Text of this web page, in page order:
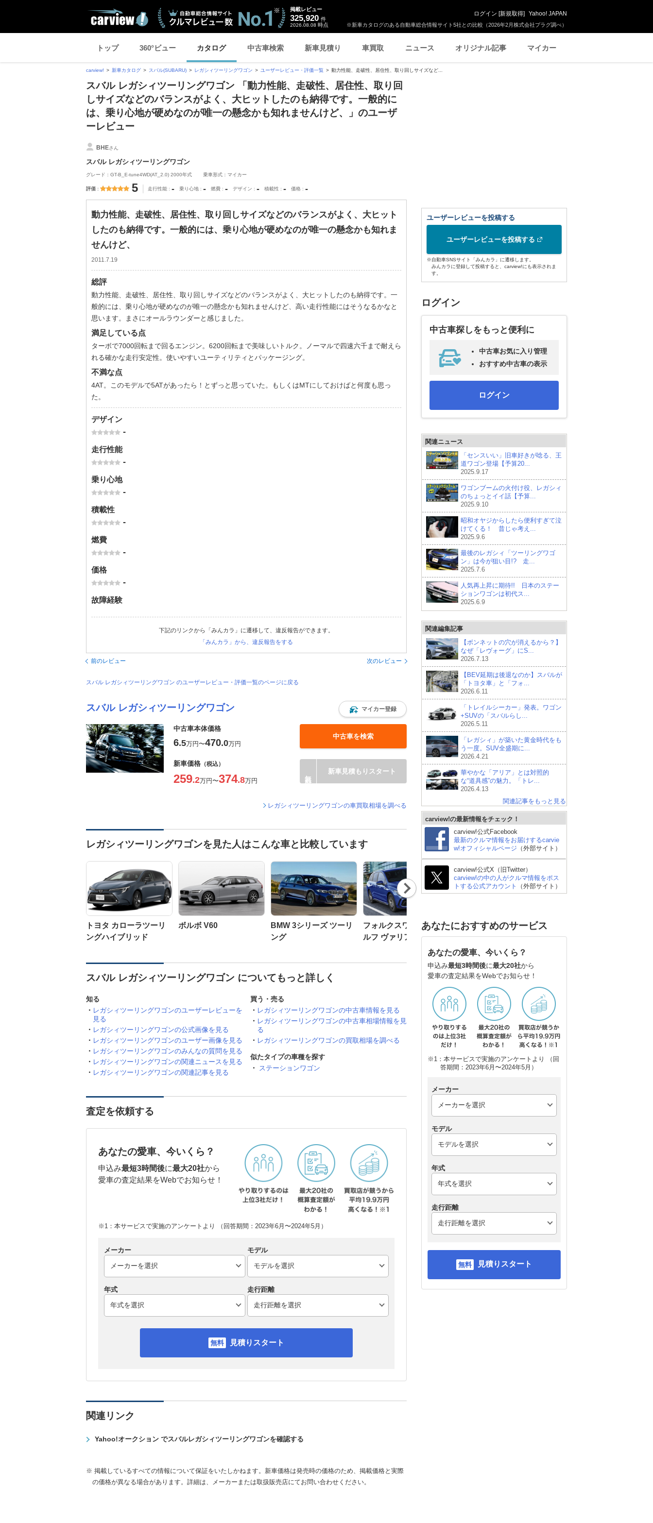
※新車カタログのある自動車総合情報サイト5社との比較（2026年2月株式会社プラグ調べ）
掲載レビュー
325,920 件
2026.08.08 時点
ログイン [新規取得] Yahoo! JAPAN
トップ 360°ビュー カタログ 中古車検索 新車見積り 車買取 ニュース オリジナル記事 マイカー
carview! 新車カタログ スバル(SUBARU) レガシィツーリングワゴン ユーザーレビュー・評価一覧 動力性能、走破性、居住性、取り回しサイズなど...
スバル レガシィツーリングワゴン 「動力性能、走破性、居住性、取り回
しサイズなどのバランスがよく、大ヒットしたのも納得です。一般的に
は、乗り心地が硬めなのが唯一の懸念かも知れませんけど、」のユーザ
ーレビュー
BHEさん
スバル レガシィツーリングワゴン
グレード：GT-B_E-tune4WD(AT_2.0) 2000年式 乗車形式：マイカー
評価 5 走行性能 - 乗り心地 - 燃費 - デザイン - 積載性 - 価格 -
動力性能、走破性、居住性、取り回しサイズなどのバランスがよく、大ヒット
したのも納得です。一般的には、乗り心地が硬めなのが唯一の懸念かも知れま
せんけど、
2011.7.19
総評
動力性能、走破性、居住性、取り回しサイズなどのバランスがよく、大ヒットしたのも納得です。一
般的には、乗り心地が硬めなのが唯一の懸念かも知れませんけど、高い走行性能にはそうなるかなと
思います。まさにオールラウンダーと感じました。
満足している点
ターボで7000回転まで回るエンジン。6200回転まで美味しいトルク。ノーマルで四速六千まで耐えら
れる確かな走行安定性。使いやすいユーティリティとパッケージング。
不満な点
4AT。このモデルで5ATがあったら！とずっと思っていた。もしくはMTにしておけばと何度も思っ
た。
デザイン
-
走行性能
-
乗り心地
-
積載性
-
燃費
-
価格
-
故障経験
下記のリンクから「みんカラ」に遷移して、違反報告ができます。
「みんカラ」から、違反報告をする
前のレビュー 次のレビュー
スバル レガシィツーリングワゴン のユーザーレビュー・評価一覧のページに戻る
スバル レガシィツーリングワゴン マイカー登録
中古車本体価格
6.5万円〜470.0万円
中古車を検索
新車価格 （税込）
259.2万円〜374.8万円
新車見積もりスタート
レガシィツーリングワゴンの車買取相場を調べる
レガシィツーリングワゴンを見た人はこんな車と比較しています
トヨタ カローラツーリ
ングハイブリッド
ボルボ V60
BMW 3シリーズ ツーリ
ング
フォルクスワーゲン ゴ
ルフ ヴァリアント
トヨタ カローラツーリ
ング
ラス ステーションワゴ
Nex
t
スバル レガシィツーリングワゴン についてもっと詳しく
知る
レガシィツーリングワゴンのユーザーレビューを
見る
レガシィツーリングワゴンの公式画像を見る
レガシィツーリングワゴンのユーザー画像を見る
レガシィツーリングワゴンのみんなの質問を見る
レガシィツーリングワゴンの関連ニュースを見る
レガシィツーリングワゴンの関連記事を見る
買う・売る
レガシィツーリングワゴンの中古車情報を見る
レガシィツーリングワゴンの中古車相場情報を見
る
レガシィツーリングワゴンの買取相場を調べる
似たタイプの車種を探す
ステーションワゴン
査定を依頼する
あなたの愛車、今いくら？
申込み最短3時間後に最大20社から
愛車の査定結果をWebでお知らせ！
※1：本サービスで実施のアンケートより （回答期間：2023年6月〜2024年5月）
メーカー モデル
年式 走行距離
見積りスタート
関連リンク
Yahoo!オークション でスバルレガシィツーリングワゴンを確認する
※ 掲載しているすべての情報について保証をいたしかねます。新車価格は発売時の価格のため、掲載価格と実際
の価格が異なる場合があります。詳細は、メーカーまたは取扱販売店にてお問い合わせください。
ユーザーレビューを投稿する
ユーザーレビューを投稿する
※自動車SNSサイト「みんカラ」に遷移します。
みんカラに登録して投稿すると、carview!にも表示されま
す。
ログイン
中古車探しをもっと便利に
中古車お気に入り管理
おすすめ中古車の表示
ログイン
関連ニュース
「センスいい」旧車好きが唸る、王
道ワゴン登場【予算20...
2025.9.17
ワゴンブームの火付け役、レガシィ
のちょっとイイ話【予算...
2025.9.10
昭和オヤジからしたら便利すぎて泣
けてくる！ 昔じゃ考え...
2025.9.6
最後のレガシィ「ツーリングワゴ
ン」は今が狙い目!? 走...
2025.7.6
人気再上昇に期待!! 日本のステー
ションワゴンは初代ス...
2025.6.9
関連編集記事
【ボンネットの穴が消えるから？】
なぜ「レヴォーグ」にS...
2026.7.13
【BEV延期は後退なのか】スバルが
「トヨタ車」と「フォ...
2026.6.11
「トレイルシーカー」発表。ワゴン
+SUVの「スバルらし...
2026.5.11
「レガシィ」が築いた黄金時代をも
う一度。SUV全盛期に...
2026.4.21
華やかな「アリア」とは対照的
な“道具感”の魅力。「トレ...
2026.4.13
関連記事をもっと見る
carview!の最新情報をチェック！
carview!公式Facebook
最新のクルマ情報をお届けするcarvie
w!オフィシャルページ （外部サイト）
carview!公式X（旧Twitter）
carview!の中の人がクルマ情報をポス
トする公式アカウント
（外部サイト）
あなたにおすすめのサービス
あなたの愛車、今いくら？
申込み最短3時間後に最大20社から
愛車の査定結果をWebでお知らせ！
※1：本サービスで実施のアンケートより （回
答期間：2023年6月〜2024年5月）
メーカー
モデル
年式
走行距離
見積りスタート